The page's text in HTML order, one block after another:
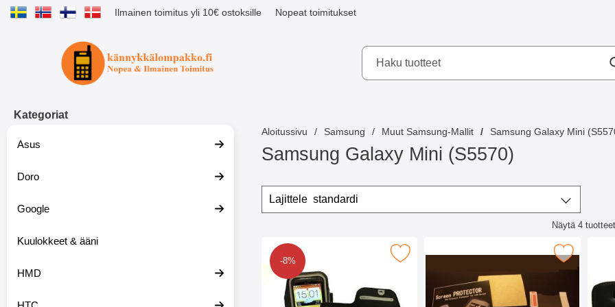
Ilmainen toimitus yli 10€ ostoksille Nopeat toimitukset
Ostoskori laajennettu Tibro billiga mobilskydd AB
Kategoriat
Asus
Doro
Google
Kuulokkeet & ääni
HMD
Aloitussivu Samsung Muut Samsung-Mallit Samsung Galaxy Mini
Samsung Galaxy Mini (S5570)
i
r
u
i
u
Suodata/lajittele
standardi
Näytä4tuotteet
tuotelista
-8%
Merkitse yleiskotelo tarrakiinnityksellä 4,8" suosikiksi
Merkitse samsung Galaxy Mini (S5570)